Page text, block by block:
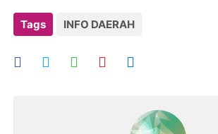
Tags INFO DAERAH